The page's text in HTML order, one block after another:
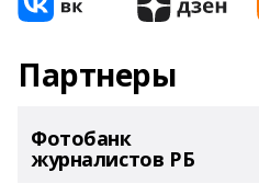
Партнеры
Фотобанк
журналистов РБ